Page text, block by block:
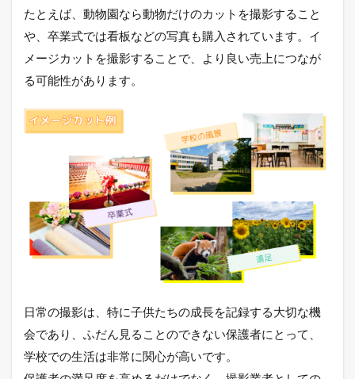
たとえば、動物園なら動物だけのカットを撮影すること
や、卒業式では看板などの写真も購入されています。イ
メージカットを撮影することで、より良い売上につなが
る可能性があります。
日常の撮影は、特に子供たちの成長を記録する大切な機
会であり、ふだん見ることのできない保護者にとって、
学校での生活は非常に関心が高いです。